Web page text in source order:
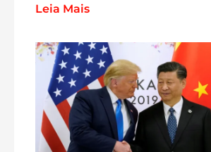
Leia Mais